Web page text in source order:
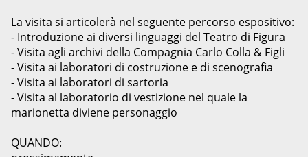
La visita si articolerà nel seguente percorso espositivo:
- Introduzione ai diversi linguaggi del Teatro di Figura
- Visita agli archivi della Compagnia Carlo Colla & Figli
- Visita ai laboratori di costruzione e di scenografia
- Visita ai laboratori di sartoria
- Visita al laboratorio di vestizione nel quale la
marionetta diviene personaggio
QUANDO: